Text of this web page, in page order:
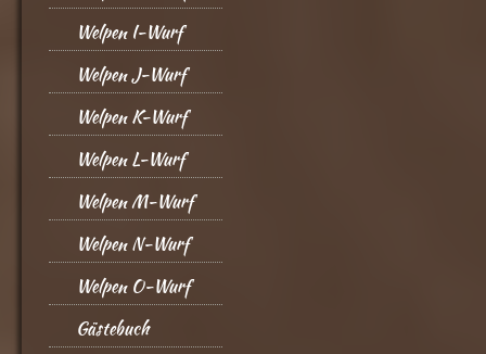
Welpen I-Wurf
Welpen J-Wurf
Welpen K-Wurf
Welpen L-Wurf
Welpen M-Wurf
Welpen N-Wurf
Welpen O-Wurf
Gästebuch